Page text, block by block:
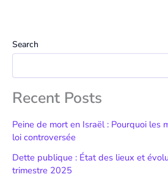
Search
Recent Posts
Peine de mort en Israël : Pourquoi les
loi controversée
Dette publique : État des lieux et
trimestre 2025